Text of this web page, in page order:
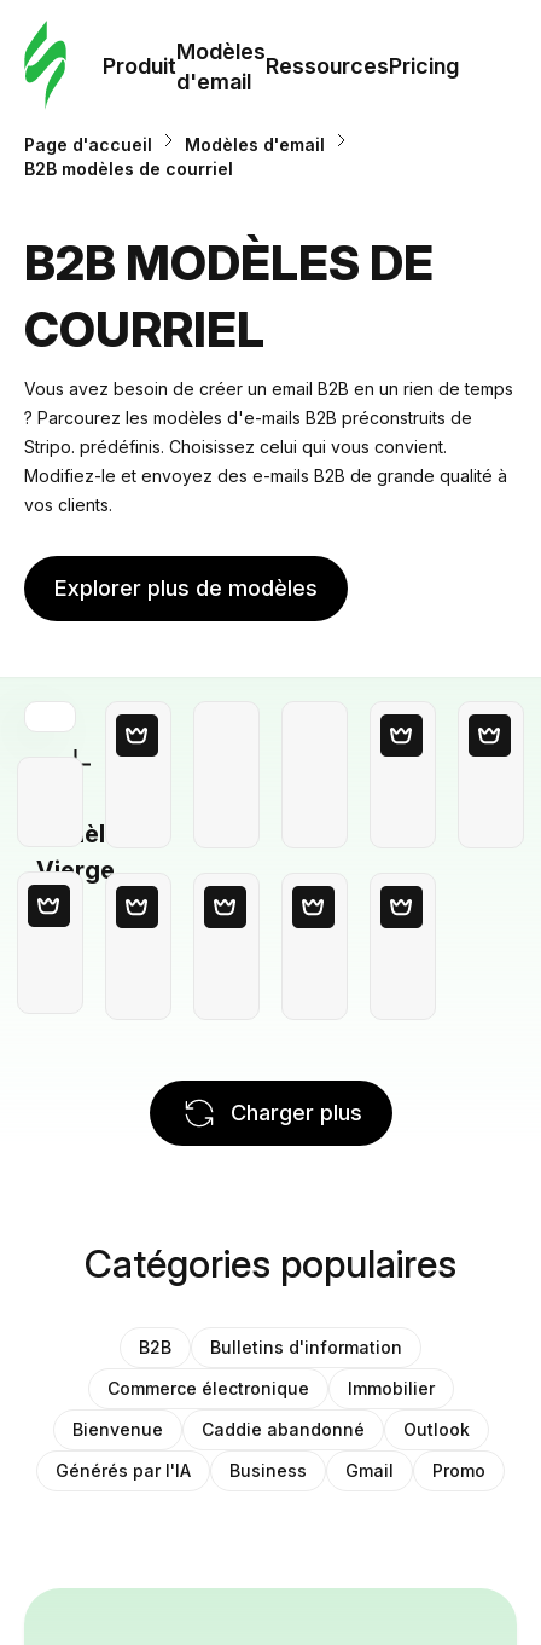
Produit
Modèles
d'email
RessourcesPricing
Page d'accueil
Modèles d'email
B2B modèles de courriel
B2B MODÈLES DE
COURRIEL
Vous avez besoin de créer un email B2B en un rien de temps
? Parcourez les modèles d'e-mails B2B préconstruits de
Stripo. prédéfinis. Choisissez celui qui vous convient.
Modifiez-le et envoyez des e-mails B2B de grande qualité à
vos clients.
Explorer plus de modèles
Modèle
Vierge
Charger plus
Catégories populaires
B2B
Bulletins d'information
Commerce électronique
Immobilier
Bienvenue
Caddie abandonné
Outlook
Générés par l'IA
Business Gmail Promo